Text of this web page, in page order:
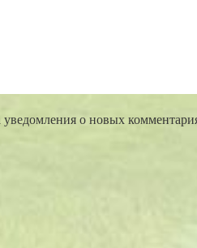
уведомления о новых